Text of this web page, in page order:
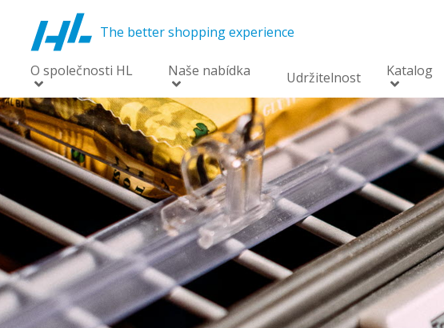
The better shopping experience
O společnosti HL Naše nabídka Udržitelnost Katalog